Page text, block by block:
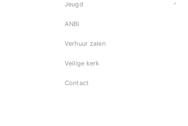
Jeugd
ANBI
Verhuur zalen
Veilige kerk
Contact